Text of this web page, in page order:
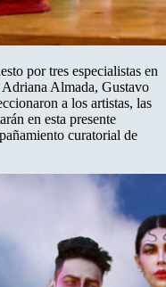
por tres especialistas en
Almada, Gustavo
a los artistas, las
en esta presente
curatorial de